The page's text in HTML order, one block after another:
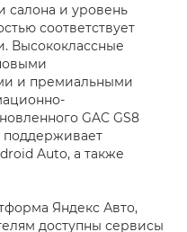
салона и уровень
соответствует
Высококлассные
и премиальными
GAC GS8
Auto, а также
Яндекс Авто,
доступны сервисы